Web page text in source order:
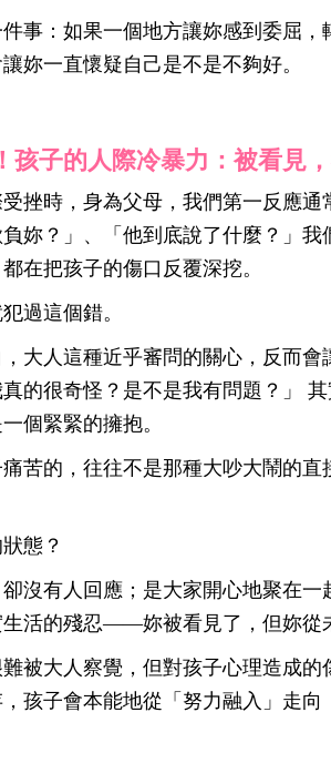
事：如果一個地方讓妳感到委屈，
妳一直懷疑自己是不是不夠好。
孩子的人際冷暴力：被看見
挫時，身為父母，我們第一反應
妳？」、「他到底說了什麼？」
在把孩子的傷口反覆深挖。
過這個錯。
大人這種近乎審問的關心，反而
的很奇怪？是不是我有問題？」
個緊緊的擁抱。
苦的，往往不是那種大吵大鬧的
態？
沒有人回應；是大家開心地聚在
活的殘忍——妳被看見了，但妳從
被大人察覺，但對孩子心理造成的
孩子會本能地從「努力融入」走